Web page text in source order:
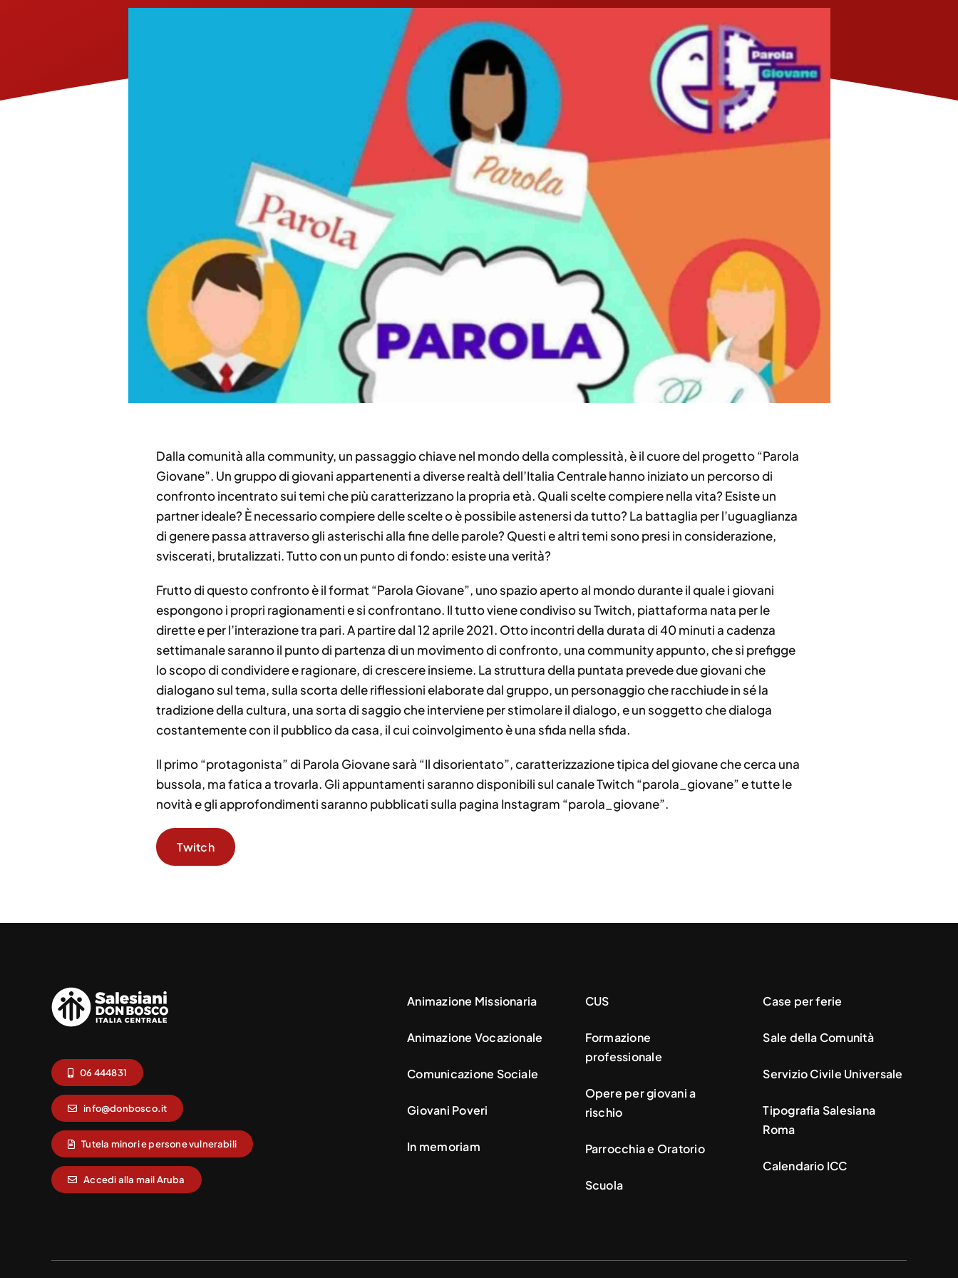
Dalla comunità alla community, un passaggio chiave nel mondo della complessità, è il cuore del progetto “Parola
Giovane”. Un gruppo di giovani appartenenti a diverse realtà dell’Italia Centrale hanno iniziato un percorso di
confronto incentrato sui temi che più caratterizzano la propria età. Quali scelte compiere nella vita? Esiste un
partner ideale? È necessario compiere delle scelte o è possibile astenersi da tutto? La battaglia per l’uguaglianza
di genere passa attraverso gli asterischi alla fine delle parole? Questi e altri temi sono presi in considerazione,
sviscerati, brutalizzati. Tutto con un punto di fondo: esiste una verità?
Frutto di questo confronto è il format “Parola Giovane”, uno spazio aperto al mondo durante il quale i giovani
espongono i propri ragionamenti e si confrontano. Il tutto viene condiviso su Twitch, piattaforma nata per le
dirette e per l’interazione tra pari. A partire dal 12 aprile 2021. Otto incontri della durata di 40 minuti a cadenza
settimanale saranno il punto di partenza di un movimento di confronto, una community appunto, che si prefigge
lo scopo di condividere e ragionare, di crescere insieme. La struttura della puntata prevede due giovani che
dialogano sul tema, sulla scorta delle riflessioni elaborate dal gruppo, un personaggio che racchiude in sé la
tradizione della cultura, una sorta di saggio che interviene per stimolare il dialogo, e un soggetto che dialoga
costantemente con il pubblico da casa, il cui coinvolgimento è una sfida nella sfida.
Il primo “protagonista” di Parola Giovane sarà “Il disorientato”, caratterizzazione tipica del giovane che cerca una
bussola, ma fatica a trovarla. Gli appuntamenti saranno disponibili sul canale Twitch “parola_giovane” e tutte le
novità e gli approfondimenti saranno pubblicati sulla pagina Instagram “parola_giovane”.
Twitch
06 444831
info@donbosco.it
Tutela minori e persone vulnerabili
Accedi alla mail Aruba
Animazione Missionaria
Animazione Vocazionale
Comunicazione Sociale
Giovani Poveri
In memoriam
CUS
Formazione
professionale
Opere per giovani a
rischio
Parrocchia e Oratorio
Scuola
Case per ferie
Sale della Comunità
Servizio Civile Universale
Tipografia Salesiana
Roma
Calendario ICC